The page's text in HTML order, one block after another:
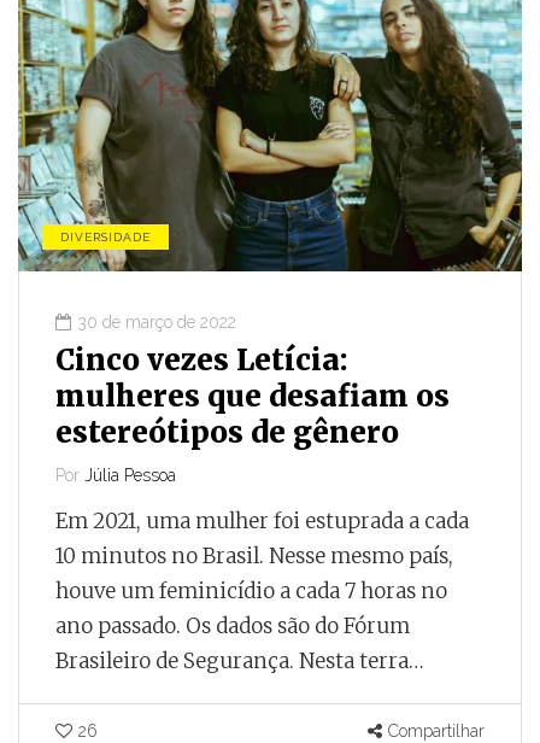
DIVERSIDADE
30 de março de 2022
Cinco vezes Letícia:
mulheres que desafiam os
estereótipos de gênero
Por Júlia Pessoa
Em 2021, uma mulher foi estuprada a cada
10 minutos no Brasil. Nesse mesmo país,
houve um feminicídio a cada 7 horas no
ano passado. Os dados são do Fórum
Brasileiro de Segurança. Nesta terra…
26 Compartilhar